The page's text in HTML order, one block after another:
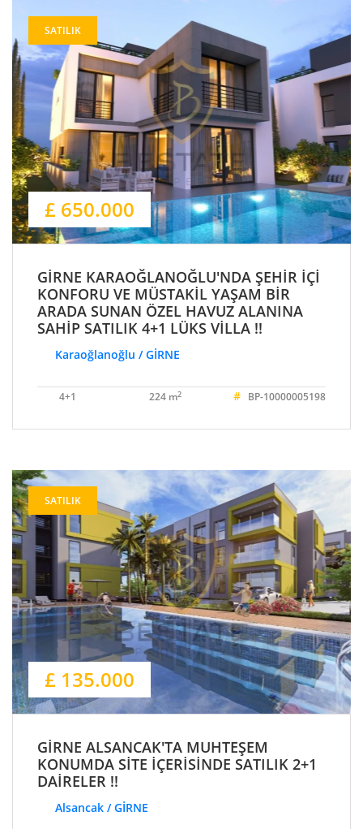
SATILIK
£ 650.000
GİRNE KARAOĞLANOĞLU'NDA ŞEHİR İÇİ
KONFORU VE MÜSTAKİL YAŞAM BİR
ARADA SUNAN ÖZEL HAVUZ ALANINA
SAHİP SATILIK 4+1 LÜKS VİLLA !!
Karaoğlanoğlu / GİRNE
4+1 224 m2 # BP-10000005198
SATILIK
£ 135.000
GİRNE ALSANCAK'TA MUHTEŞEM
KONUMDA SİTE İÇERİSİNDE SATILIK 2+1
DAİRELER !!
Alsancak / GİRNE